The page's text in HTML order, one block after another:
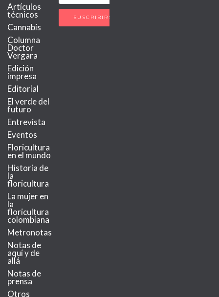
Artículos
técnicos
Cannabis
Columna
Doctor
Vergara
Edición
impresa
Editorial
El verde del
futuro
Entrevista
Eventos
Floricultura
en el mundo
Historia de
la
floricultura
La mujer en
la
floricultura
colombiana
Metronotas
Notas de
aquí y de
allá
Notas de
prensa
Otros